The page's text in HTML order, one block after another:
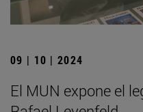
09 | 10 | 2024
El MUN expone el